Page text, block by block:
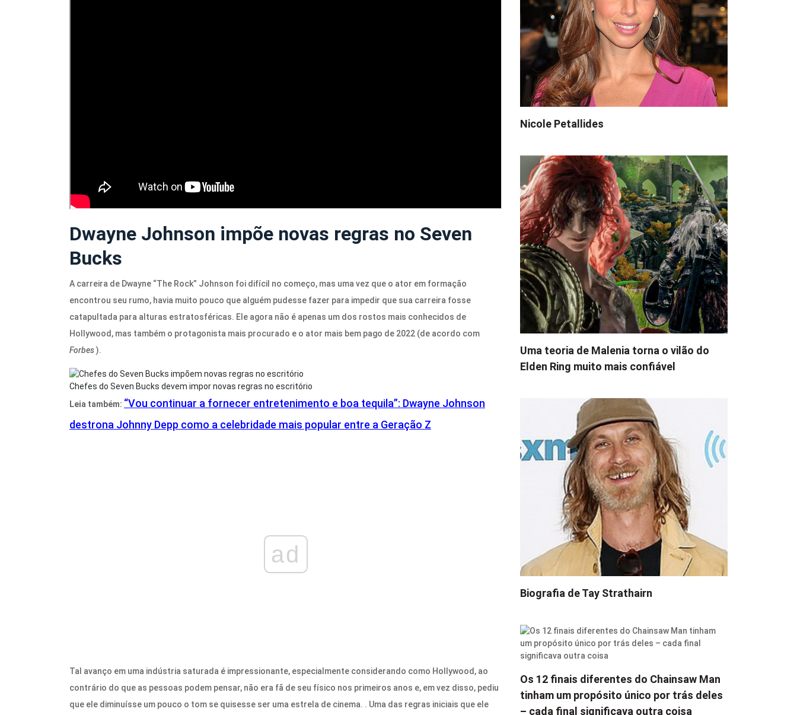
Dwayne Johnson impõe novas regras no Seven
Bucks
A carreira de Dwayne “The Rock” Johnson foi difícil no começo, mas uma vez que o ator em formação
encontrou seu rumo, havia muito pouco que alguém pudesse fazer para impedir que sua carreira fosse
catapultada para alturas estratosféricas. Ele agora não é apenas um dos rostos mais conhecidos de
Hollywood, mas também o protagonista mais procurado e o ator mais bem pago de 2022 (de acordo com
Forbes).
Chefes do Seven Bucks devem impor novas regras no escritório
Leia também: “Vou continuar a fornecer entretenimento e boa tequila”: Dwayne Johnson
destrona Johnny Depp como a celebridade mais popular entre a Geração Z
ad
Tal avanço em uma indústria saturada é impressionante, especialmente considerando como Hollywood, ao
contrário do que as pessoas podem pensar, não era fã de seu físico nos primeiros anos e, em vez disso, pediu
que ele diminuísse um pouco o tom se quisesse ser uma estrela de cinema. . Uma das regras iniciais que ele
Nicole Petallides
Uma teoria de Malenia torna o vilão do
Elden Ring muito mais confiável
Biografia de Tay Strathairn
Os 12 finais diferentes do Chainsaw Man
tinham um propósito único por trás deles
– cada final significava outra coisa